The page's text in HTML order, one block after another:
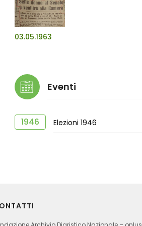
03.05.1963
Eventi
1946 Elezioni 1946